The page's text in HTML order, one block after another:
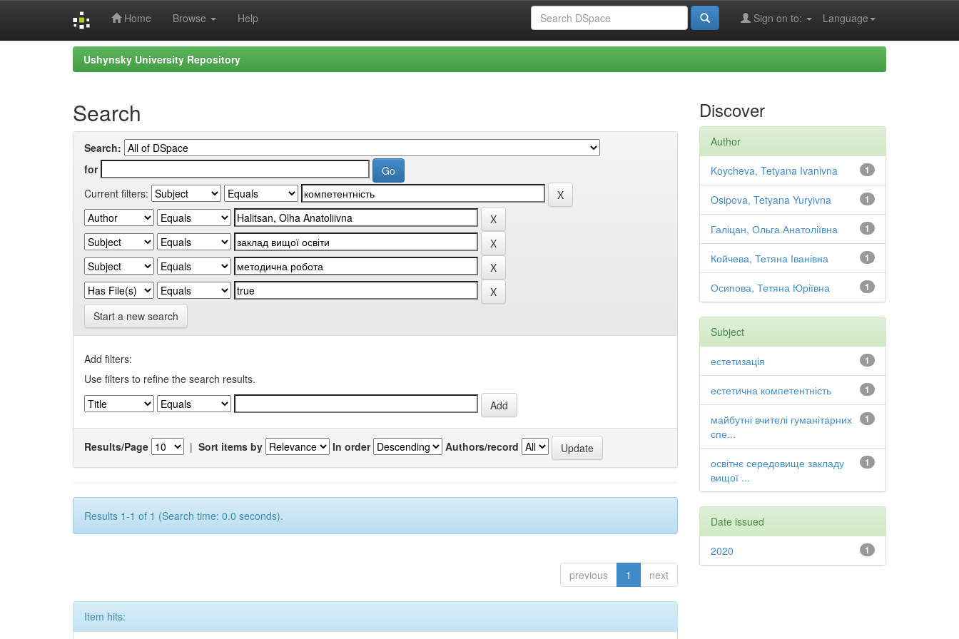
Home Browse Help Language
Sign on to:
Ushynsky University Repository
Search
Search:
for
Current filters:
Start a new search
Add filters:
Use filters to refine the search results.
Results/Page | Sort items by In order Authors/record
Results 1-1 of 1 (Search time: 0.0 seconds).
previous 1 next
Item hits:
Discover
Author
1
Koycheva, Tetyana Ivanivna
1
Osipova, Tetyana Yuryivna
1
Галіцан, Ольга Анатоліївна
1
Койчева, Тетяна Іванівна
1
Осипова, Тетяна Юріївна
Subject
1
естетизація
1
естетична компетентність
1
майбутні вчителі гуманітарних
спе...
1
освітнє середовище закладу
вищої ...
Date issued
1
2020